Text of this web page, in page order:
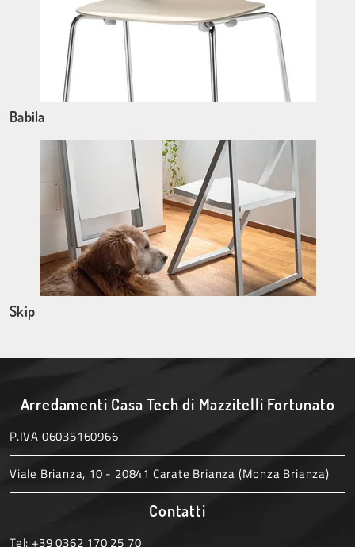
Babila
Skip
Arredamenti Casa Tech di Mazzitelli Fortunato
P.IVA 06035160966
Viale Brianza, 10 - 20841 Carate Brianza (Monza Brianza)
Contatti
Tel: +39 0362 170 25 70